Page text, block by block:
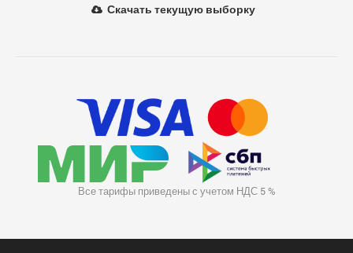
Скачать текущую выборку
Все тарифы приведены с учетом НДС 5 %